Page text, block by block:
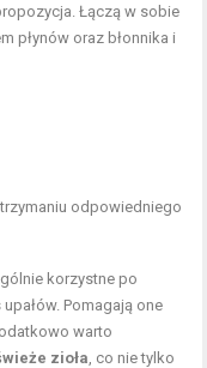
Łączą w sobie
płynów oraz błonnika i
odpowiedniego
korzystne po
Pomagają one
warto
zioła , co nie tylko